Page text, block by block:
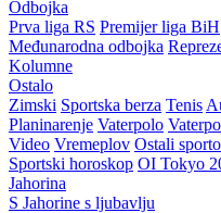
Odbojka
Prva liga RS Premijer liga BiH
Međunarodna odbojka
Kolumne
Ostalo
Zimski Sportska berza Tenis
Planinarenje Vaterpolo
Video Vremeplov Ostali
Sportski horoskop OI Tokyo
Jahorina
S Jahorine s ljubavlju